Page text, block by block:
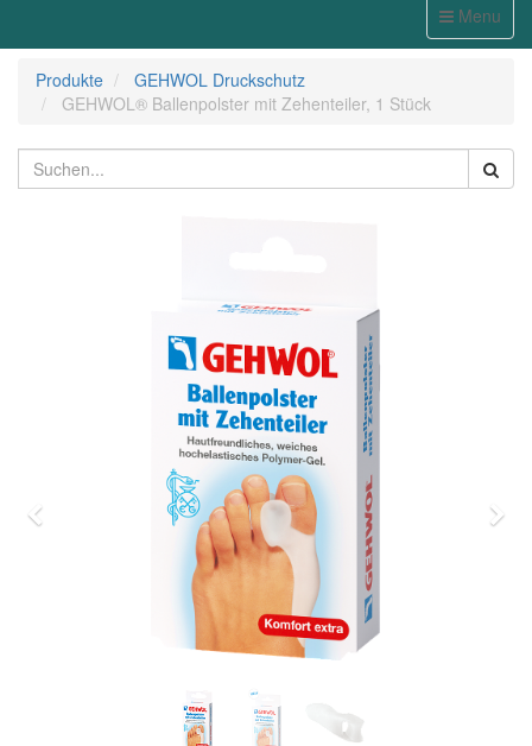
Toggle
navigation
Menu
Produkte
GEHWOL Druckschutz
GEHWOL® Ballenpolster mit Zehenteiler, 1 Stück